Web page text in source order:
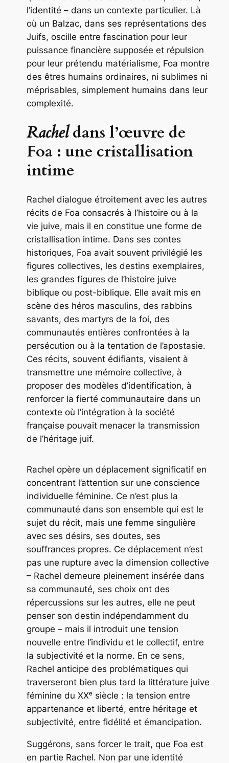
l’identité – dans un contexte particulier. Là
où un Balzac, dans ses représentations des
Juifs, oscille entre fascination pour leur
puissance financière supposée et répulsion
pour leur prétendu matérialisme, Foa montre
des êtres humains ordinaires, ni sublimes ni
méprisables, simplement humains dans leur
complexité.
Racheldans l’œuvre de
Foa : une cristallisation
intime
Rachel dialogue étroitement avec les autres
récits de Foa consacrés à l’histoire ou à la
vie juive, mais il en constitue une forme de
cristallisation intime. Dans ses contes
historiques, Foa avait souvent privilégié les
figures collectives, les destins exemplaires,
les grandes figures de l’histoire juive
biblique ou post-biblique. Elle avait mis en
scène des héros masculins, des rabbins
savants, des martyrs de la foi, des
communautés entières confrontées à la
persécution ou à la tentation de l’apostasie.
Ces récits, souvent édifiants, visaient à
transmettre une mémoire collective, à
proposer des modèles d’identification, à
renforcer la fierté communautaire dans un
contexte où l’intégration à la société
française pouvait menacer la transmission
de l’héritage juif.
Rachel opère un déplacement significatif en
concentrant l’attention sur une conscience
individuelle féminine. Ce n’est plus la
communauté dans son ensemble qui est le
sujet du récit, mais une femme singulière
avec ses désirs, ses doutes, ses
souffrances propres. Ce déplacement n’est
pas une rupture avec la dimension collective
– Rachel demeure pleinement insérée dans
sa communauté, ses choix ont des
répercussions sur les autres, elle ne peut
penser son destin indépendamment du
groupe – mais il introduit une tension
nouvelle entre l’individu et le collectif, entre
la subjectivité et la norme. En ce sens,
Rachel anticipe des problématiques qui
traverseront bien plus tard la littérature juive
féminine du XXᵉ siècle : la tension entre
appartenance et liberté, entre héritage et
subjectivité, entre fidélité et émancipation.
Suggérons, sans forcer le trait, que Foa est
en partie Rachel. Non par une identité